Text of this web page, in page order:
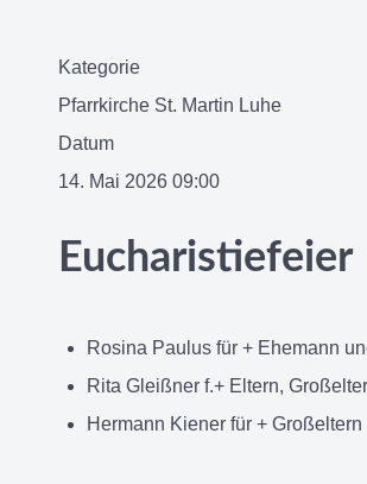
Kategorie
Pfarrkirche St. Martin Luhe
Datum
14. Mai 2026 09:00
Eucharistiefeier
Rosina Paulus für + Ehemann
Rita Gleißner f.+ Eltern,
Hermann Kiener für + Großeltern